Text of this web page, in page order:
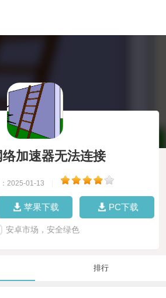
加速器无法连接
2025-01-13
苹果下载 PC下载
安卓市场，安全绿色
排行